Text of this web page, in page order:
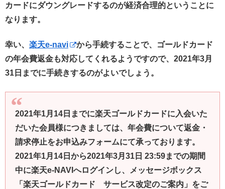
カードにダウングレードするのが経済合理的ということに
なります。
幸い、 楽天e-navi
から手続することで、ゴールドカード
の年会費返金も対応してくれるようですので、2021年3月
31日までに手続きするのがよいでしょう。
2021年1月14日までに楽天ゴールドカードに入会いた
だいた会員様につきましては、年会費について返金・
請求停止をお申込みフォームにて承っております。
2021年1月14日から2021年3月31日 23:59までの期間
中に楽天e-NAVIへログインし、メッセージボックス
「楽天ゴールドカード サービス改定のご案内」をご